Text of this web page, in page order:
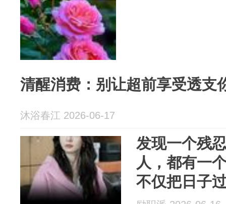
清醒消费：别让超前享受透支
沐浴春江 2026-06-17
发现一个残
人，都有一
不仅把日子